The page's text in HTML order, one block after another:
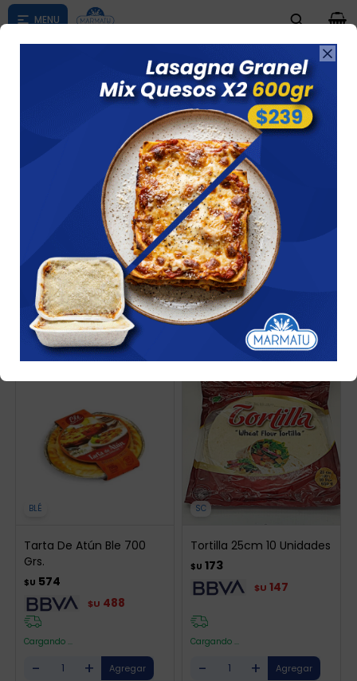

según su zona
0

TARTAS SALADAS
Ver 19 artículos
Recomendados
Filtrando por: Tartas saladas
BLÉ
Tarta De Atún Ble 700
Grs.
$U 574
$U 488
Cargando ...
- +
SC
Tortilla 25cm 10 Unidades
$U 173
$U 147
Cargando ...
- +